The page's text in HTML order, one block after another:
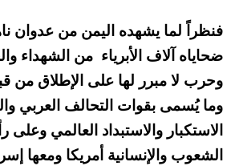
فنظراً لما يشهده اليمن من عدوان
ضحاياه آلاف الأبرياء من الشهداء
وحرب لا مبرر لها على الإطلاق من
وما يُسمى بقوات التحالف العربي
الاستكبار والاستبداد العالمي وعلى
الشعوب والإنسانية أمريكا ومعها